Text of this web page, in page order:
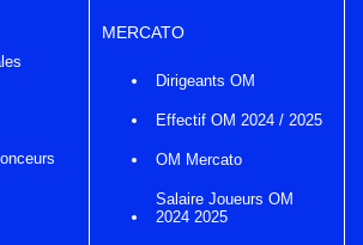
MERCATO
Dirigeants OM
Effectif OM 2024 / 2025
OM Mercato
Salaire Joueurs OM
2024 2025